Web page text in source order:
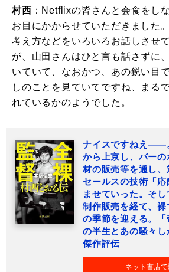
村西 ：Netflixの皆さんと会食をし
お目にかからせていただきました
考え方などをいろいろお話しさせ
が、山田さんはひと言も話さずに
いていて、なおかつ、あの鋭い目
しのことを見ていてですね、まる
れているかのようでした。
ナイスですねえ――
から上京し、バー
材の販売等を通し、
セールスの技術「
ませていった。そ
制作販売を経て、
の季節を迎える。
の半生とあの騒々し
傑作評伝
ネット書店